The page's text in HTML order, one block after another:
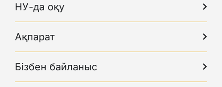
НУ-да оқу
Ақпарат
Бізбен байланыс